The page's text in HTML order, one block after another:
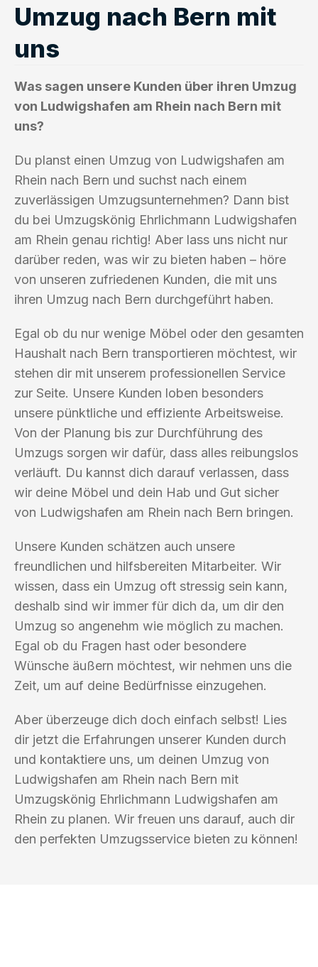
Umzug nach Bern mit
uns
Was sagen unsere Kunden über ihren Umzug
von Ludwigshafen am Rhein nach Bern mit
uns?
Du planst einen Umzug von Ludwigshafen am
Rhein nach Bern und suchst nach einem
zuverlässigen Umzugsunternehmen? Dann bist
du bei Umzugskönig Ehrlichmann Ludwigshafen
am Rhein genau richtig! Aber lass uns nicht nur
darüber reden, was wir zu bieten haben – höre
von unseren zufriedenen Kunden, die mit uns
ihren Umzug nach Bern durchgeführt haben.
Egal ob du nur wenige Möbel oder den gesamten
Haushalt nach Bern transportieren möchtest, wir
stehen dir mit unserem professionellen Service
zur Seite. Unsere Kunden loben besonders
unsere pünktliche und effiziente Arbeitsweise.
Von der Planung bis zur Durchführung des
Umzugs sorgen wir dafür, dass alles reibungslos
verläuft. Du kannst dich darauf verlassen, dass
wir deine Möbel und dein Hab und Gut sicher
von Ludwigshafen am Rhein nach Bern bringen.
Unsere Kunden schätzen auch unsere
freundlichen und hilfsbereiten Mitarbeiter. Wir
wissen, dass ein Umzug oft stressig sein kann,
deshalb sind wir immer für dich da, um dir den
Umzug so angenehm wie möglich zu machen.
Egal ob du Fragen hast oder besondere
Wünsche äußern möchtest, wir nehmen uns die
Zeit, um auf deine Bedürfnisse einzugehen.
Aber überzeuge dich doch einfach selbst! Lies
dir jetzt die Erfahrungen unserer Kunden durch
und kontaktiere uns, um deinen Umzug von
Ludwigshafen am Rhein nach Bern mit
Umzugskönig Ehrlichmann Ludwigshafen am
Rhein zu planen. Wir freuen uns darauf, auch dir
den perfekten Umzugsservice bieten zu können!